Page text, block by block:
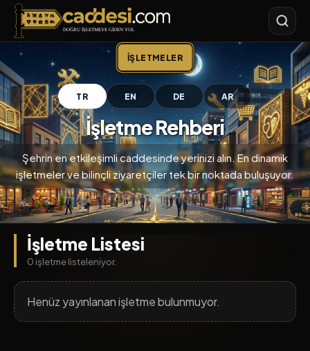
Caddesi.com
İŞLETMELER
TR EN DE AR
İşletme Rehberi
Şehrin en etkileşimli caddesinde yerinizi alın. En dinamik
işletmeler ve bilinçli ziyaretçiler tek bir noktada buluşuyor.
İşletme Listesi
0 işletme listeleniyor.
Henüz yayınlanan işletme bulunmuyor.